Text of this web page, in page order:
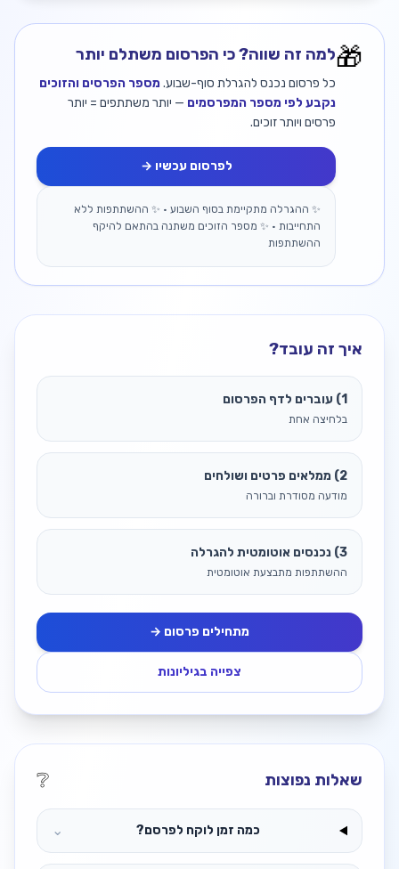
🎁למה זה שווה? כי הפרסום משתלם יותר
כל פרסום נכנס להגרלת סוף-שבוע. מספר הפרסים והזוכים
נקבע לפי מספר המפרסמים — יותר משתתפים = יותר
פרסים ויותר זוכים.
לפרסום עכשיו →
✨ ההגרלה מתקיימת בסוף השבוע • ✨ ההשתתפות ללא
התחייבות • ✨ מספר הזוכים משתנה בהתאם להיקף
ההשתתפות
איך זה עובד?
1) עוברים לדף הפרסום
בלחיצה אחת
2) ממלאים פרטים ושולחים
מודעה מסודרת וברורה
3) נכנסים אוטומטית להגרלה
ההשתתפות מתבצעת אוטומטית
מתחילים פרסום →
צפייה בגיליונות
שאלות נפוצות ❔
כמה זמן לוקח לפרסם? ⌄